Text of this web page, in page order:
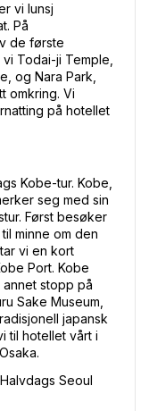
vi lunsj
På
de første
Todai-ji Temple,
og Nara Park,
omkring. Vi
på hotellet
Kobe-tur. Kobe,
seg med sin
Først besøker
minne om den
vi en kort
Port. Kobe
stopp på
Sake Museum,
japansk
til hotellet vårt i
Seoul